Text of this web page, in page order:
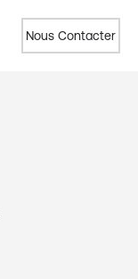
Nous Contacter